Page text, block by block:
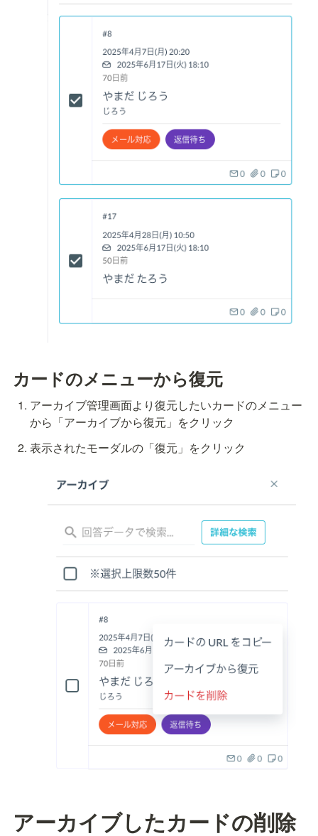
カードのメニューから復元
アーカイブ管理画面より復元したいカードのメニュー
から「アーカイブから復元」をクリック
表示されたモーダルの「復元」をクリック
アーカイブしたカードの削除